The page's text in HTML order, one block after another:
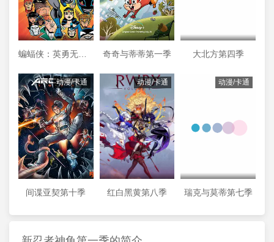
蝙蝠侠：英勇无畏第二季 奇奇与蒂蒂第一季 大北方第四季
动漫/卡通
间谍亚契第十季
动漫/卡通
红白黑黄第八季
动漫/卡通
瑞克与莫蒂第七季